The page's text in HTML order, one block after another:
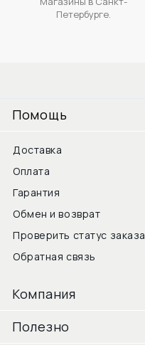
Петербурге.
Помощь
Доставка
Оплата
Гарантия
Обмен и возврат
Проверить статус заказа
Обратная связь
Компания
Полезно